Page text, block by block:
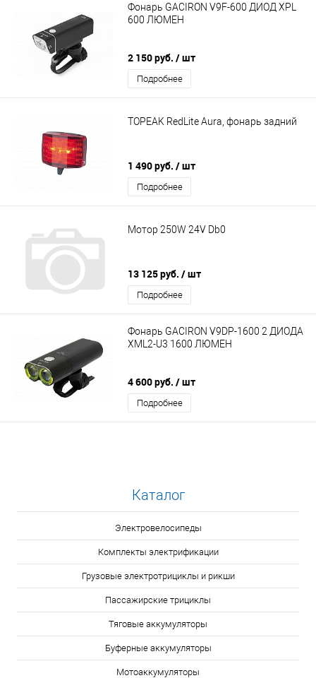
Фонарь GACIRON V9F-600 ДИОД XPL
600 ЛЮМЕН
2 150 руб. / шт
Подробнее
TOPEAK RedLite Aura, фонарь задний
1 490 руб. / шт
Подробнее
Мотор 250W 24V Db0
13 125 руб. / шт
Подробнее
Фонарь GACIRON V9DP-1600 2 ДИОДА
XML2-U3 1600 ЛЮМЕН
4 600 руб. / шт
Подробнее
Каталог
Электровелосипеды
Комплекты электрификации
Грузовые электротрициклы и рикши
Пассажирские трициклы
Тяговые аккумуляторы
Буферные аккумуляторы
Мотоаккумуляторы